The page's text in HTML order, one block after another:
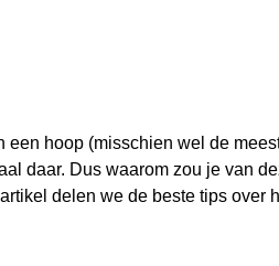
een hoop (misschien wel de
daar. Dus waarom zou je van
delen we de beste tips over